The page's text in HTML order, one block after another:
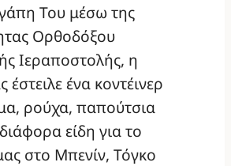
Του μέσω της
Ορθοδόξου
Ιεραποστολής, η
έστειλε ένα κοντέινερ
ρούχα, παπούτσια
είδη για το
στο Μπενίν, Τόγκο